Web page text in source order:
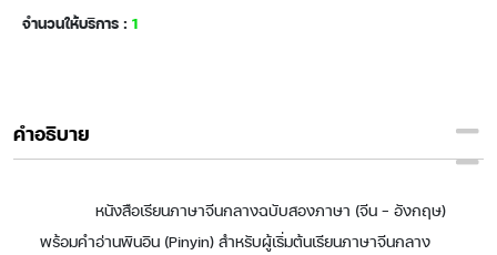
จำนวนให้บริการ : 1
คำอธิบาย
หนังสือเรียนภาษาจีนกลางฉบับสองภาษา (จีน - อังกฤษ)
พร้อมคำอ่านพินอิน (Pinyin) สำหรับผู้เริ่มต้นเรียนภาษาจีนกลาง